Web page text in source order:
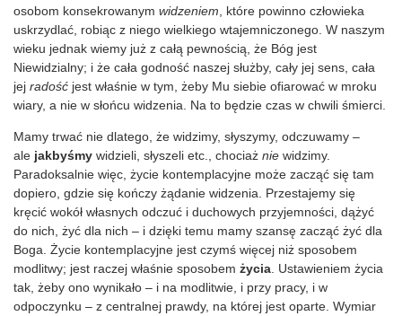
osobom konsekrowanym widzeniem , które powinno człowieka
uskrzydlać, robiąc z niego wielkiego wtajemniczonego. W naszym
wieku jednak wiemy już z całą pewnością, że Bóg jest
Niewidzialny; i że cała godność naszej służby, cały jej sens, cała
jej radość jest właśnie w tym, żeby Mu siebie ofiarować w mroku
wiary, a nie w słońcu widzenia. Na to będzie czas w chwili śmierci.
Mamy trwać nie dlatego, że widzimy, słyszymy, odczuwamy –
ale jakbyśmy widzieli, słyszeli etc., chociaż nie widzimy.
Paradoksalnie więc, życie kontemplacyjne może zacząć się tam
dopiero, gdzie się kończy żądanie widzenia. Przestajemy się
kręcić wokół własnych odczuć i duchowych przyjemności, dążyć
do nich, żyć dla nich – i dzięki temu mamy szansę zacząć żyć dla
Boga. Życie kontemplacyjne jest czymś więcej niż sposobem
modlitwy; jest raczej właśnie sposobem życia . Ustawieniem życia
tak, żeby ono wynikało – i na modlitwie, i przy pracy, i w
odpoczynku – z centralnej prawdy, na której jest oparte. Wymiar